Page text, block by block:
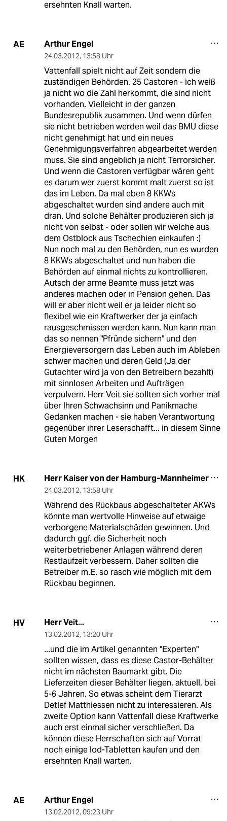
ersehnten Knall warten.
AE Arthur Engel
24.03.2012, 13:58 Uhr
Vattenfall spielt nicht auf Zeit sondern die
zuständigen Behörden. 25 Castoren - ich weiß
ja nicht wo die Zahl herkommt, die sind nicht
vorhanden. Vielleicht in der ganzen
Bundesrepublik zusammen. Und wenn dürfen
sie nicht betrieben werden weil das BMU diese
nicht genehmigt hat und ein neues
Genehmigungsverfahren abgearbeitet werden
muss. Sie sind angeblich ja nicht Terrorsicher.
Und wenn die Castoren verfügbar wären geht
es darum wer zuerst kommt malt zuerst so ist
das im Leben. Da mal eben 8 KKWs
abgeschaltet wurden sind andere auch mit
dran. Und solche Behälter produzieren sich ja
nicht von selbst - oder sollen wir welche aus
dem Ostblock aus Tschechien einkaufen :)
Nun noch mal zu den Behörden, nun es wurden
8 KKWs abgeschaltet und nun haben die
Behörden auf einmal nichts zu kontrollieren.
Autsch der arme Beamte muss jetzt was
anderes machen oder in Pension gehen. Das
will er aber nicht weil er ja leider nicht so
flexibel wie ein Kraftwerker der ja einfach
rausgeschmissen werden kann. Nun kann man
das so nennen "Pfründe sichern" und den
Energieversorgern das Leben auch im Ableben
schwer machen und deren Geld (Ja der
Gutachter wird ja von den Betreibern bezahlt)
mit sinnlosen Arbeiten und Aufträgen
verpulvern. Herr Veit sie sollten sich vorher mal
über Ihren Schwachsinn und Panikmache
Gedanken machen - sie haben Verantwortung
gegenüber ihrer Leserschafft... in diesem Sinne
Guten Morgen
HK Herr Kaiser von der Hamburg-Mannheimer
24.03.2012, 13:58 Uhr
Während des Rückbaus abgeschalteter AKWs
könnte man wertvolle Hinweise auf etwaige
verborgene Materialschäden gewinnen. Und
dadurch ggf. die Sicherheit noch
weiterbetriebener Anlagen während deren
Restlaufzeit verbessern. Daher sollten die
Betreiber m.E. so rasch wie möglich mit dem
Rückbau beginnen.
HV Herr Veit...
13.02.2012, 13:20 Uhr
...und die im Artikel genannten "Experten"
sollten wissen, dass es diese Castor-Behälter
nicht im nächsten Baumarkt gibt. Die
Lieferzeiten dieser Behälter liegen, aktuell, bei
5-6 Jahren. So etwas scheint dem Tierarzt
Detlef Matthiessen nicht zu interessieren. Als
zweite Option kann Vattenfall diese Kraftwerke
auch erst einmal sicher verschließen. Da
können diese Herrschaften sich auf Vorrat
noch einige Iod-Tabletten kaufen und den
ersehnten Knall warten.
AE Arthur Engel
13.02.2012, 09:23 Uhr